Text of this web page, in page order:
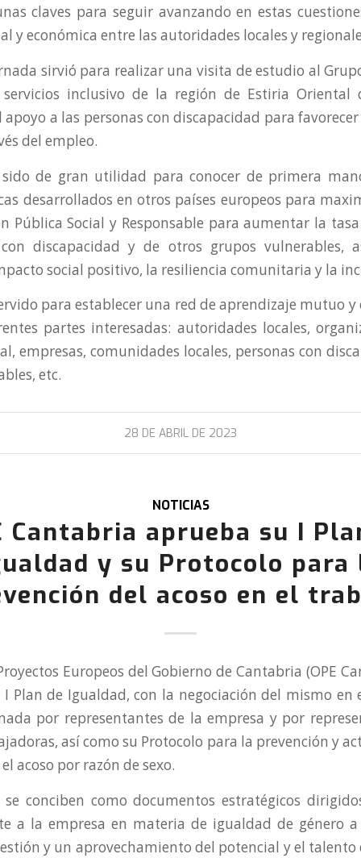
claves para seguir avanzando en estas
y económica entre las autoridades locales y
sirvió para realizar una visita de estudio al
inclusivo de la región de Estiria Oriental
a las personas con discapacidad para
del empleo.
de gran utilidad para conocer de primera
desarrollados en otros países europeos para
Pública Social y Responsable para aumentar la
discapacidad y de otros grupos vulnerables,
social positivo, la resiliencia comunitaria y la
para establecer una red de aprendizaje mutuo y
partes interesadas: autoridades locales,
empresas, comunidades locales, personas con
etc.
28 DE ABRIL DE 2023
NOTICIAS
Cantabria aprueba su I
y su Protocolo para
del acoso en el
Europeos del Gobierno de Cantabria (OPE
Plan de Igualdad, con la negociación del mismo en
por representantes de la empresa y por
así como su Protocolo para la prevención y
acoso por razón de sexo.
conciben como documentos estratégicos
a la empresa en materia de igualdad de género
y un aprovechamiento del potencial y el talento